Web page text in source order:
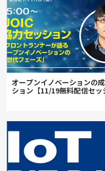
オープンイノベーションの
ション【11/19無料配信セッ